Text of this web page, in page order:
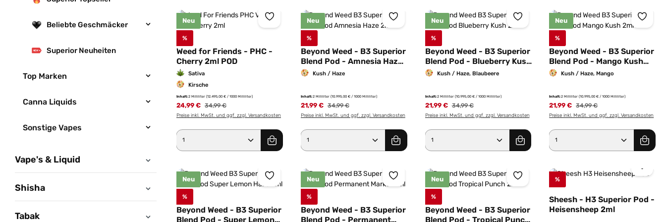
Beliebte Geschmäcker
Superior Neuheiten
Top Marken
Canna Liquids
Sonstige Vapes
Vape's & Liquid
Shisha
Tabak
Neu
%
Weed for Friends - PHC -
Cherry 2ml POD
Sativa
Kirsche
Inhalt:2 Milliliter (12.495,00 € / 1000 Milliliter)
24,99 € Regulärer Preis:
34,99 €
Preise inkl. MwSt. und ggf. zzgl. Versandkosten
Produkt Anzahl: Gib den gewünschten Wert ein oder benutze die Schaltflächen um die
Neu
%
Beyond Weed - B3 Superior
Blend Pod - Amnesia Haze
2mlKush / Haze
Inhalt:2 Milliliter (10.995,00 € / 1000 Milliliter)
21,99 € Regulärer Preis:
34,99 €
Preise inkl. MwSt. und ggf. zzgl. Versandkosten
Produkt Anzahl: Gib den gewünschten Wert ein oder benutze die
Neu
%
Beyond Weed - B3 Superior
Blend Pod - Blueberry Kush
2mlKush / Haze, Blaubeere
Inhalt:2 Milliliter (10.995,00 € / 1000 Milliliter)
21,99 € Regulärer Preis:
34,99 €
Preise inkl. MwSt. und ggf. zzgl. Versandkosten
Produkt Anzahl: Gib den gewünschten
Neu
%
Beyond Weed - B3 Superior
Blend Pod - Mango Kush
2mlKush / Haze, Mango
Inhalt:2 Milliliter(10.995,00 € / 1000 Milliliter)
21,99 € Regulärer Preis:
34,99 €
Preise inkl. MwSt. und ggf. zzgl. Versandkosten
Produkt Anzahl: Gib
Neu
%
Beyond Weed - B3 Superior
Blend Pod - Super Lemon
Neu
%
Beyond Weed - B3 Superior
Blend Pod - Permanent
Neu
%
Beyond Weed - B3 Superior
Blend Pod - Tropical Punch
%
Sheesh - H3 Superior Pod -
Heisensheep 2ml